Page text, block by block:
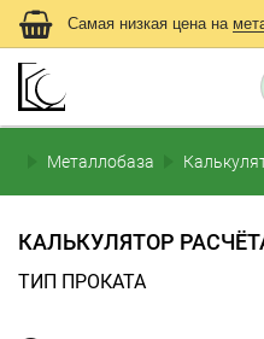
Самая низкая цена на
Металлобаза
КАЛЬКУЛЯТОР
ТИП ПРОКАТА